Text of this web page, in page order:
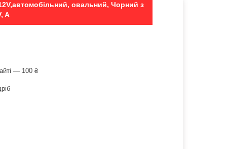
овальний, Чорний з
A
— 100 ₴